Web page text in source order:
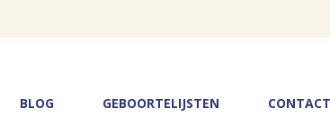
BLOG GEBOORTELIJSTEN CONTACT